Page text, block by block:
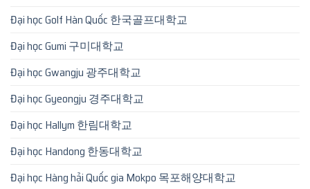
Đại học Golf Hàn Quốc 한국골프대학교
Đại học Gumi 구미대학교
Đại học Gwangju 광주대학교
Đại học Gyeongju 경주대학교
Đại học Hallym 한림대학교
Đại học Handong 한동대학교
Đại học Hàng hải Quốc gia Mokpo 목포해양대학교